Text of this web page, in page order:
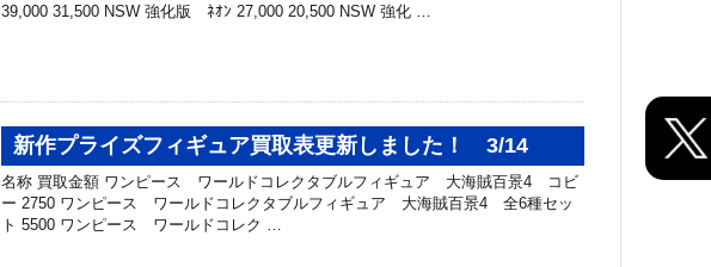
39,000 31,500 NSW 強化版 ﾈｵﾝ 27,000 20,500 NSW 強化 …
新作プライズフィギュア買取表更新しました！ 3/14
名称 買取金額 ワンピース ワールドコレクタブルフィギュア 大海賊百景4 コビ
ー 2750 ワンピース ワールドコレクタブルフィギュア 大海賊百景4 全6種セッ
ト 5500 ワンピース ワールドコレク …